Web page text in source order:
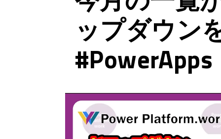
ップダウン
#PowerApps